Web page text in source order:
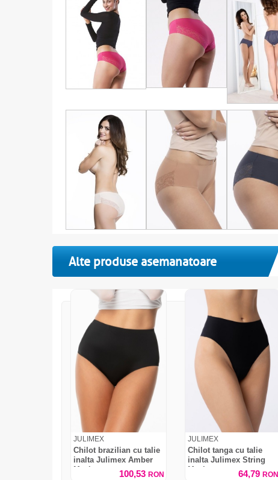
Alte produse asemanatoare
JULIMEX
Chilot brazilian cu talie
inalta Julimex Amber
Maxi
100,53 RON
JULIMEX
Chilot tanga cu talie
inalta Julimex String
Maxi
64,79 RON